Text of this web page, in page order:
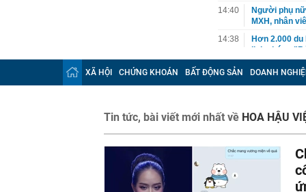
14:40
Người phụ
MXH, nhân
14:38
Hơn 2.000
lịch nhóm:
làm"
Nền kinh tế
Kiến nghị
14:33
Bộ 'thúc' địa
trước 8/8
14:33
Lưu ý quan
XÃ HỘI CHỨNG KHOÁN BẤT ĐỘNG SẢN DOANH
Tin tức, bài viết mới nhất về HOA HẬU